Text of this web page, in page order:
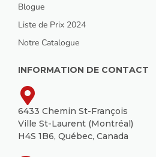
Blogue
Liste de Prix 2024
Notre Catalogue
INFORMATION DE CONTACT
6433 Chemin St-François
Ville St-Laurent (Montréal)
H4S 1B6, Québec, Canada